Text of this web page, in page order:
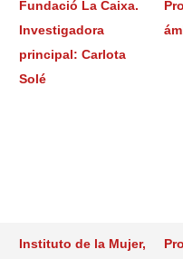
Fundació La Caixa.
Investigadora
principal: Carlota
Solé
Instituto de la Mujer,